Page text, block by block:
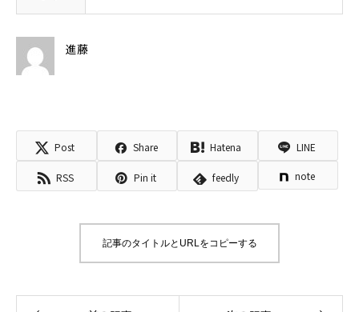
進藤
Post Share Hatena LINE
RSS Pin it feedly note
記事のタイトルとURLをコピーする